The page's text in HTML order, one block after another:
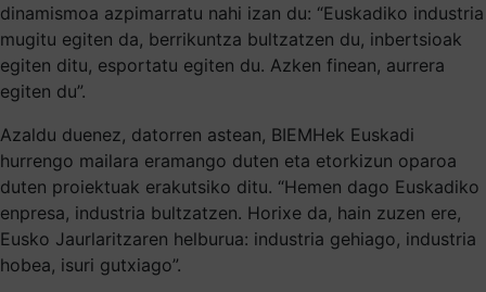
dinamismoa azpimarratu nahi izan du: “Euskadiko industria
mugitu egiten da, berrikuntza bultzatzen du, inbertsioak
egiten ditu, esportatu egiten du. Azken finean, aurrera
egiten du”.
Azaldu duenez, datorren astean, BIEMHek Euskadi
hurrengo mailara eramango duten eta etorkizun oparoa
duten proiektuak erakutsiko ditu. “Hemen dago Euskadiko
enpresa, industria bultzatzen. Horixe da, hain zuzen ere,
Eusko Jaurlaritzaren helburua: industria gehiago, industria
hobea, isuri gutxiago”.